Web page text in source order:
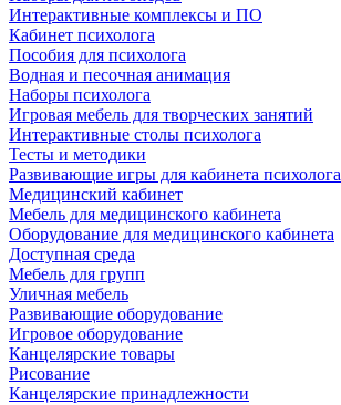
Интерактивные комплексы и ПО
Кабинет психолога
Пособия для психолога
Водная и песочная анимация
Наборы психолога
Игровая мебель для творческих занятий
Интерактивные столы психолога
Тесты и методики
Развивающие игры для кабинета психолога
Медицинский кабинет
Мебель для медицинского кабинета
Оборудование для медицинского кабинета
Доступная среда
Мебель для групп
Уличная мебель
Развивающие оборудование
Игровое оборудование
Канцелярские товары
Рисование
Канцелярские принадлежности